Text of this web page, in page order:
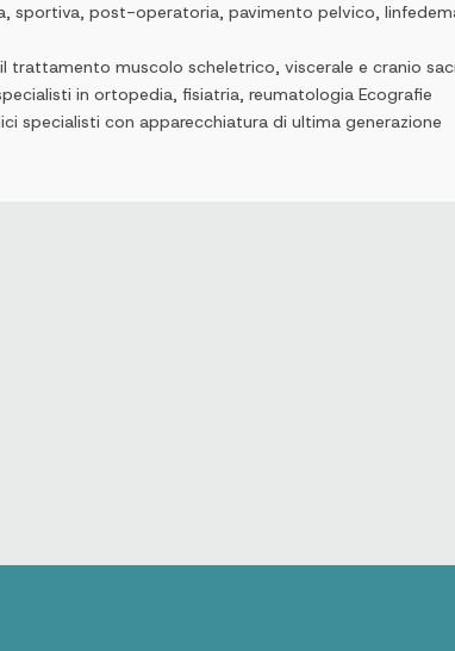
sportiva, post-operatoria, pavimento pelvico,
trattamento muscolo scheletrico, viscerale e cranio
in ortopedia, fisiatria, reumatologia Ecografie
specialisti con apparecchiatura di ultima generazione